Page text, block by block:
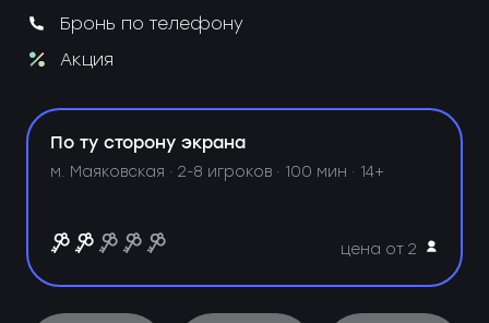
Бронь по телефону
Акция
По ту сторону экрана
м. Маяковская ·2-8 игроков · 100 мин · 14+
цена от 2